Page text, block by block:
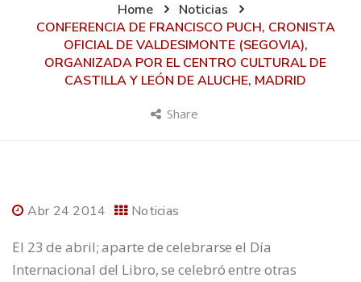
Home
Noticias
CONFERENCIA DE FRANCISCO PUCH, CRONISTA
OFICIAL DE VALDESIMONTE (SEGOVIA),
ORGANIZADA POR EL CENTRO CULTURAL DE
CASTILLA Y LEÓN DE ALUCHE, MADRID
Share
Abr 24 2014 Noticias
El 23 de abril; aparte de celebrarse el Día
Internacional del Libro, se celebró entre otras